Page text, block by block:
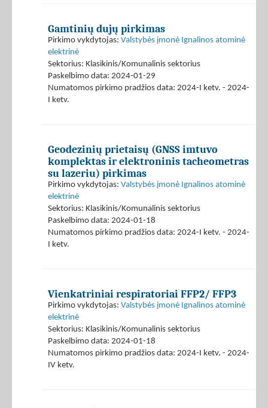
Gamtinių dujų pirkimas
Pirkimo vykdytojas: Valstybės įmonė Ignalinos atominė
elektrinė
Sektorius: Klasikinis/Komunalinis sektorius
Paskelbimo data: 2024-01-29
Numatomos pirkimo pradžios data: 2024-I ketv. - 2024-
I ketv.
Geodezinių prietaisų (GNSS imtuvo
komplektas ir elektroninis tacheometras
su lazeriu) pirkimas
Pirkimo vykdytojas: Valstybės įmonė Ignalinos atominė
elektrinė
Sektorius: Klasikinis/Komunalinis sektorius
Paskelbimo data: 2024-01-18
Numatomos pirkimo pradžios data: 2024-I ketv. - 2024-
I ketv.
Vienkatriniai respiratoriai FFP2/ FFP3
Pirkimo vykdytojas: Valstybės įmonė Ignalinos atominė
elektrinė
Sektorius: Klasikinis/Komunalinis sektorius
Paskelbimo data: 2024-01-18
Numatomos pirkimo pradžios data: 2024-I ketv. - 2024-
IV ketv.